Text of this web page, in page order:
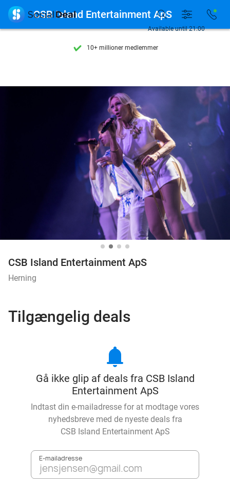
Tilgængelig 7 dage om ugen
10+ millioner medlemmer
Tilgængelig 7 dage om ugen
10+ millioner medlemmer
Available until 21:00
 CSB Island Entertainment ApS
CSB Island Entertainment ApS
Herning
Tilgængelig deals
notifications
Gå ikke glip af deals fra CSB Island
Entertainment ApS
Indtast din e-mailadresse for at modtage vores
nyhedsbreve med de nyeste deals fra
CSB Island Entertainment ApS
E-mailadresse